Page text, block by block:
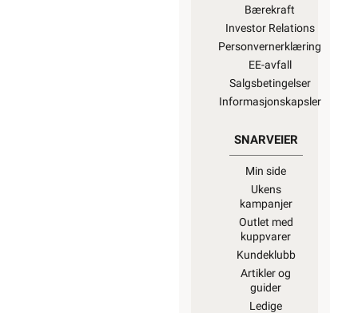
Bærekraft
Investor Relations
Personvernerklæring
EE-avfall
Salgsbetingelser
Informasjonskapsler
SNARVEIER
Min side
Ukens
kampanjer
Outlet med
kuppvarer
Kundeklubb
Artikler og
guider
Ledige